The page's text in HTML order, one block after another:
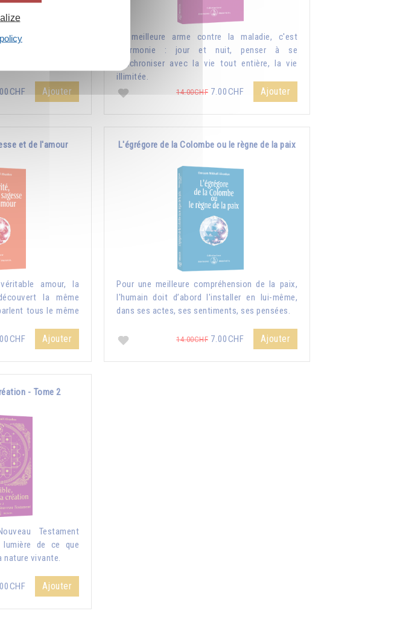
l’homme vers la
Ajouter
La meilleure arme contre la maladie, c'est
l'harmonie : jour et nuit, penser à se
synchroniser avec la vie tout entière, la vie
illimitée.
14.00CHF 7.00CHF Ajouter
et de l'amour
amour, la
la même
tous le même
Ajouter
L'égrégore de la Colombe ou le règne de la paix
Pour une meilleure compréhension de la paix,
l'humain doit d’abord l'installer en lui-même,
dans ses actes, ses sentiments, ses pensées.
14.00CHF 7.00CHF Ajouter
- Tome 2
Testament
de ce que
nature vivante.
Ajouter